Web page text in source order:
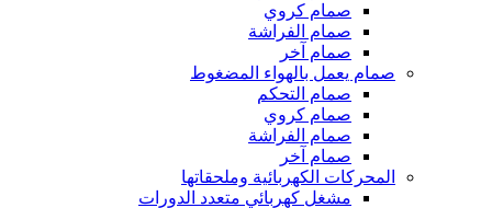
صمام كروي
صمام الفراشة
صمام آخر
صمام يعمل بالهواء المضغوط
صمام التحكم
صمام كروي
صمام الفراشة
صمام آخر
المحركات الكهربائية وملحقاتها
مشغل كهربائي متعدد الدورات